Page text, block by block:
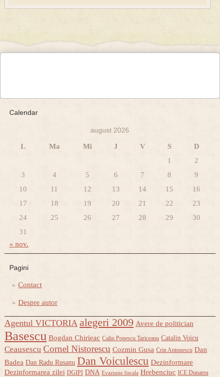
Calendar
august 2026
L Ma Mi J V S
D
1
2
3
4 5 6 7 8
9
10
11 12 13 14 15
16
17
18 19 20 21 22
23
24
25 26 27 28 29
30
31
« nov.
Pagini
Contact
Despre autor
Agentul VICTORIA alegeri 2009 Avere de politician
Basescu Bogdan Chirieac Calin Popescu Tariceanu Catalin Voicu
Ceausescu Cornel Nistorescu Cozmin Gusa Crin Antonescu Dan
Badea Dan Radu Rusanu Dan Voiculescu Dezinformare
Dezinformarea zilei DGIPI DNA Evaziune fiscala Hrebenciuc ICE Dunarea